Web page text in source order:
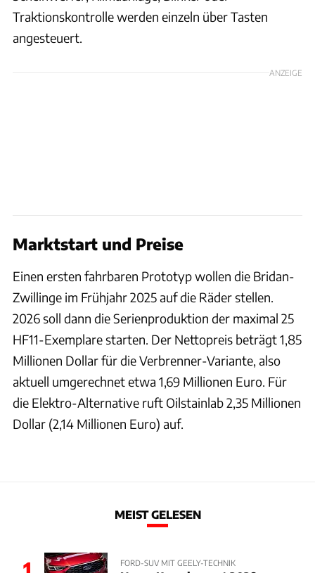
Traktionskontrolle werden einzeln über Tasten
angesteuert.
ANZEIGE
Marktstart und Preise
Einen ersten fahrbaren Prototyp wollen die Bridan-
Zwillinge im Frühjahr 2025 auf die Räder stellen.
2026 soll dann die Serienproduktion der maximal 25
HF11-Exemplare starten. Der Nettopreis beträgt 1,85
Millionen Dollar für die Verbrenner-Variante, also
aktuell umgerechnet etwa 1,69 Millionen Euro. Für
die Elektro-Alternative ruft Oilstainlab 2,35 Millionen
Dollar (2,14 Millionen Euro) auf.
MEIST GELESEN
FORD-SUV MIT GEELY-TECHNIK